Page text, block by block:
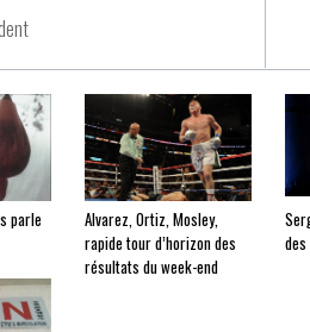
parle
Alvarez, Ortiz, Mosley,
rapide tour d’horizon des
résultats du week-end